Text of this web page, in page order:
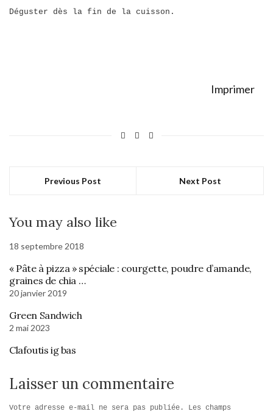
Déguster dès la fin de la cuisson.
Imprimer
Previous Post Next Post
You may also like
18 septembre 2018
« Pâte à pizza » spéciale : courgette, poudre d’amande,
graines de chia …
20 janvier 2019
Green Sandwich
2 mai 2023
Clafoutis ig bas
Laisser un commentaire
Votre adresse e-mail ne sera pas publiée.
Les champs